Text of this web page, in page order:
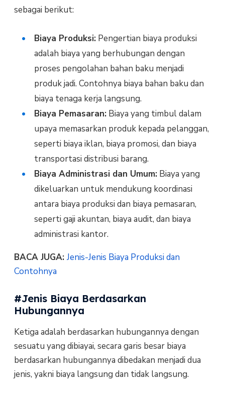
sebagai berikut:
Biaya Produksi:Pengertian biaya produksi
adalah biaya yang berhubungan dengan
proses pengolahan bahan baku menjadi
produk jadi. Contohnya biaya bahan baku dan
biaya tenaga kerja langsung.
Biaya Pemasaran:Biaya yang timbul dalam
upaya memasarkan produk kepada pelanggan,
seperti biaya iklan, biaya promosi, dan biaya
transportasi distribusi barang.
Biaya Administrasi dan Umum:Biaya yang
dikeluarkan untuk mendukung koordinasi
antara biaya produksi dan biaya pemasaran,
seperti gaji akuntan, biaya audit, dan biaya
administrasi kantor.
BACA JUGA: Jenis-Jenis Biaya Produksi dan
Contohnya
#Jenis Biaya Berdasarkan
Hubungannya
Ketiga adalah berdasarkan hubungannya dengan
sesuatu yang dibiayai, secara garis besar biaya
berdasarkan hubungannya dibedakan menjadi dua
jenis, yakni biaya langsung dan tidak langsung.